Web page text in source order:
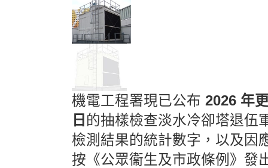
機電工程署現已公布 2026 年
日 的抽樣檢查淡水冷卻塔退伍
檢測結果的統計數字，以及因
按《公眾衞生及市政條例》發